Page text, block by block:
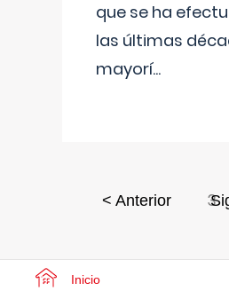
que se ha
las últimas
mayorí...
< Anterior 3
Inicio